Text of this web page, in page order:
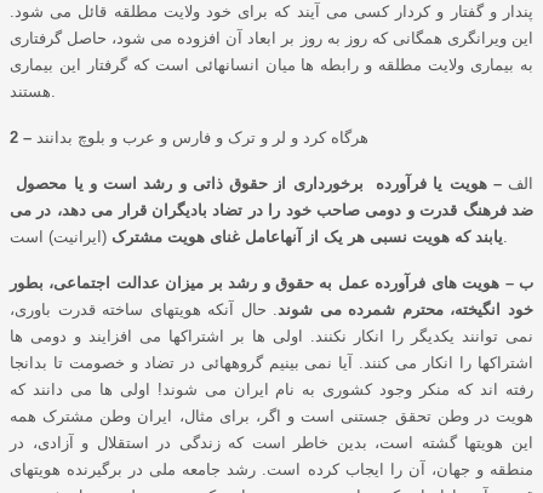
پندار و گفتار و کردار کسی می آیند که برای خود ولایت مطلقه قائل می شود.
این ویرانگری همگانی که روز به روز بر ابعاد آن افزوده می شود، حاصل گرفتاری
به بیماری ولایت مطلقه و رابطه ها میان انسانهائی است که گرفتار این بیماری
2 – هرگاه کرد و لر و ترک و فارس و عرب و بلوچ بدانند
الف– هویت یا فرآورده برخورداری از حقوق ذاتی و رشد است و یا محصول
ضد فرهنگ قدرت و دومی صاحب خود را در تضاد بادیگران قرار می دهد، در می
یابند که هویت نسبی هر یک از آنهاعامل غنای هویت مشترک
ب – هویت های فرآورده عمل به حقوق و رشد بر میزان عدالت اجتماعی، بطور
خود انگیخته، محترم شمرده می شوند. حال آنکه هویتهای ساخته قدرت باوری،
نمی توانند یکدیگر را انکار نکنند. اولی ها بر اشتراکها می افزایند و دومی ها
اشتراکها را انکار می کنند. آیا نمی بینیم گروههائی در تضاد و خصومت تا بدانجا
رفته اند که منکر وجود کشوری به نام ایران می شوند! اولی ها می دانند که
هویت در وطن تحقق جستنی است و اگر، برای مثال، ایران وطن مشترک همه
این هویتها گشته است، بدین خاطر است که زندگی در استقلال و آزادی، در
منطقه و جهان، آن را ایجاب کرده است. رشد جامعه ملی در برگیرنده هویتهای